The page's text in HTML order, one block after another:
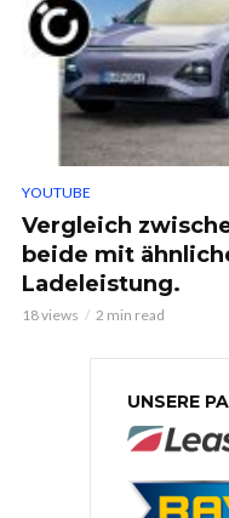
YOUTUBE
Vergleich
beide mit
Ladeleistung.
18 views 2 min read
UNSERE